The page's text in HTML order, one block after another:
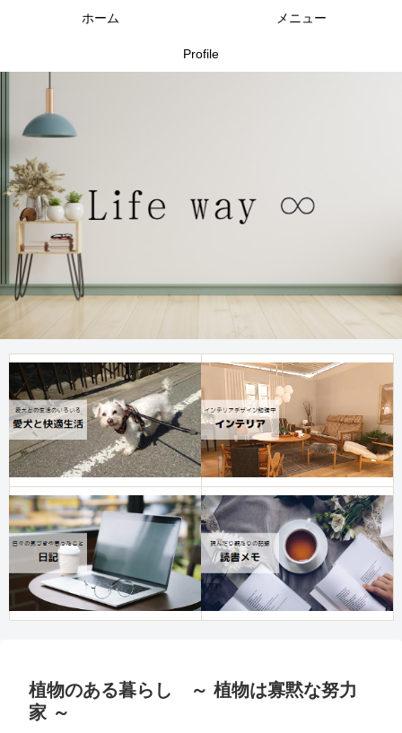
ホーム メニュー
Profile
植物のある暮らし ～ 植物は寡黙な努力
家 ～